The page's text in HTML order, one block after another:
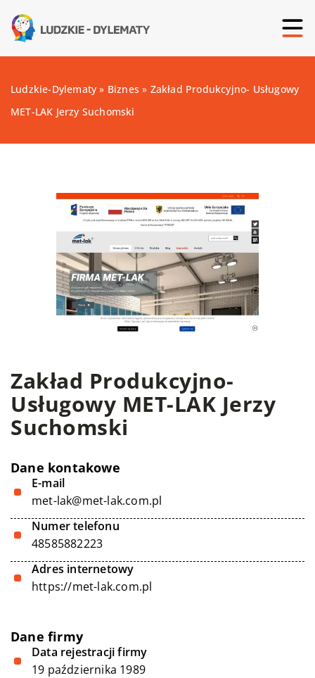
Ludzkie-Dylematy » Biznes » Zakład Produkcyjno- Usługowy
MET-LAK Jerzy Suchomski
Zakład Produkcyjno-
Usługowy MET-LAK Jerzy
Suchomski
Dane kontakowe
E-mail
met-lak@met-lak.com.pl
Numer telefonu
48585882223
Adres internetowy
https://met-lak.com.pl
Dane firmy
Data rejestracji firmy
19 października 1989